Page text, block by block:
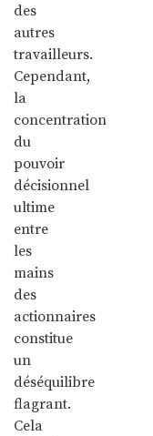
des
autres
travailleurs.
Cependant,
la
concentration
du
pouvoir
décisionnel
ultime
entre
les
mains
des
actionnaires
constitue
un
déséquilibre
flagrant.
Cela